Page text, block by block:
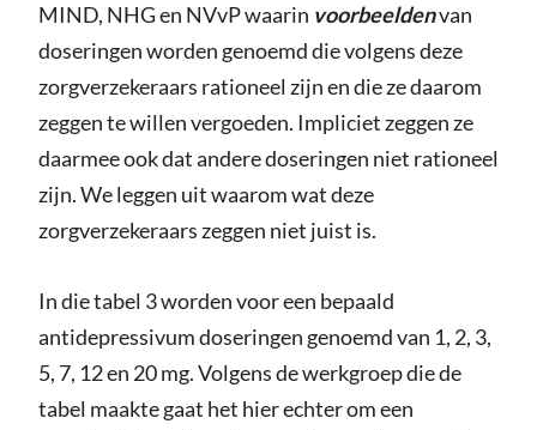
MIND, NHG en NVvP waarin voorbeeldenvan
doseringen worden genoemd die volgens deze
zorgverzekeraars rationeel zijn en die ze daarom
zeggen te willen vergoeden. Impliciet zeggen ze
daarmee ook dat andere doseringen niet rationeel
zijn. We leggen uit waarom wat deze
zorgverzekeraars zeggen niet juist is.
In die tabel 3 worden voor een bepaald
antidepressivum doseringen genoemd van 1, 2, 3,
5, 7, 12 en 20 mg. Volgens de werkgroep die de
tabel maakte gaat het hier echter om een